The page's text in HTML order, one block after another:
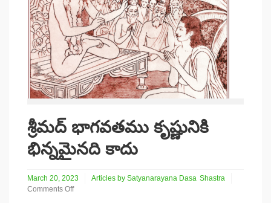
శ్రీమద్ భాగవతము కృష్ణునికి
భిన్నమైనది కాదు
March 20, 2023 Articles by Satyanarayana Dasa Shastra
Comments Off